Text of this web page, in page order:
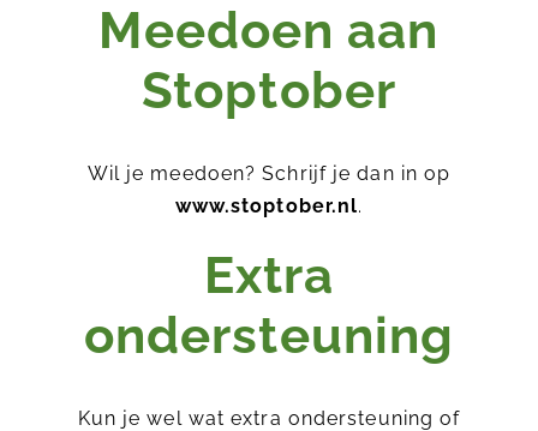
Meedoen aan
Stoptober
Wil je meedoen? Schrijf je dan in op
www.stoptober.nl.
Extra
ondersteuning
Kun je wel wat extra ondersteuning of